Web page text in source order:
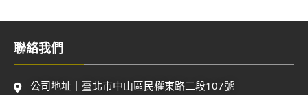
聯絡我們
公司地址｜臺北市中山區民權東路二段107號